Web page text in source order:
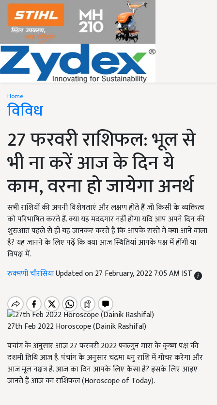
Home
विविध
27 फरवरी राशिफल: भूल से
भी ना करें आज के दिन ये
काम, वरना हो जायेगा अनर्थ
सभी राशियों की अपनी विशेषताएं और लक्षण होते हैं जो किसी के व्यक्तित्व
को परिभाषित करते हैं. क्या यह मददगार नहीं होगा यदि आप अपने दिन की
शुरुआत पहले से ही यह जानकर करते हैं कि आपके रास्ते में क्या आने वाला
है? यह जानने के लिए पढ़ें कि क्या आज स्थितियां आपके पक्ष में होंगी या
विपक्ष में.
रुक्मणी चौरसियाUpdated on 27 February, 2022 7:05 AM IST
27th Feb 2022 Horoscope (Dainik Rashifal)
पंचांग के अनुसार आज 27 फरवरी 2022 फाल्गुन मास के कृष्ण पक्ष की
दशमी तिथि आज है. पंचांग के अनुसार चंद्रमा धनु राशि में गोचर करेगा और
आज मूल नक्षत्र है. आज का दिन आपके लिए कैसा है? इसके लिए आइए
जानते हैं आज का राशिफल (Horoscope of Today).